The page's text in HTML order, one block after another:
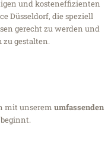
und kosteneffizienten
Düsseldorf, die speziell
gerecht zu werden und
zu gestalten.
mit unserem umfassenden
beginnt.